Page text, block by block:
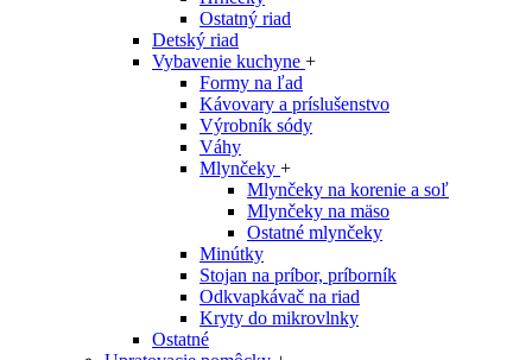
Ostatný riad
Detský riad
Vybavenie kuchyne +
Formy na ľad
Kávovary a príslušenstvo
Výrobník sódy
Váhy
Mlynčeky +
Mlynčeky na korenie a soľ
Mlynčeky na mäso
Ostatné mlynčeky
Minútky
Stojan na príbor, príborník
Odkvapkávač na riad
Kryty do mikrovlnky
Ostatné